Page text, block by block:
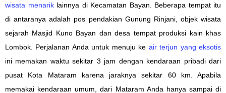
wisata menariklainnya di Kecamatan Bayan. Beberapa tempat itu
di antaranya adalah pos pendakian Gunung Rinjani, objek wisata
sejarah Masjid Kuno Bayan dan desa tempat produksi kain khas
Lombok. Perjalanan Anda untuk menuju ke air terjun yang eksotis
ini memakan waktusekitar 3 jam dengan kendaraan pribadidari
pusat Kota Mataram karena jaraknya sekitar 60 km. Apabila
memakai kendaraan umum, dari Mataram Anda hanya sampai di